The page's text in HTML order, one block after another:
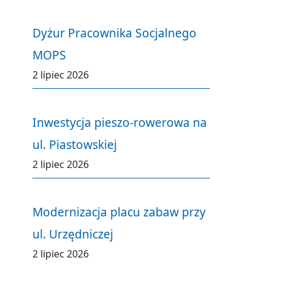
Dyżur Pracownika Socjalnego
MOPS
2 lipiec 2026
Inwestycja pieszo-rowerowa na
ul. Piastowskiej
2 lipiec 2026
Modernizacja placu zabaw przy
ul. Urzędniczej
2 lipiec 2026